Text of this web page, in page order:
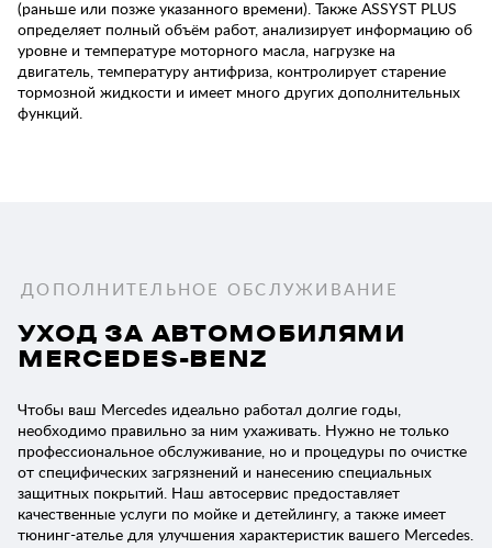
(раньше или позже указанного времени). Также ASSYST PLUS
определяет полный объём работ, анализирует информацию об
уровне и температуре моторного масла, нагрузке на
двигатель, температуру антифриза, контролирует старение
тормозной жидкости и имеет много других дополнительных
функций.
ДОПОЛНИТЕЛЬНОЕ ОБСЛУЖИВАНИЕ
УХОД ЗА АВТОМОБИЛЯМИ
MERCEDES-BENZ
Чтобы ваш Mercedes идеально работал долгие годы,
необходимо правильно за ним ухаживать. Нужно не только
профессиональное обслуживание, но и процедуры по очистке
от специфических загрязнений и нанесению специальных
защитных покрытий. Наш автосервис предоставляет
качественные услуги по мойке и детейлингу, а также имеет
тюнинг-ателье для улучшения характеристик вашего Mercedes.